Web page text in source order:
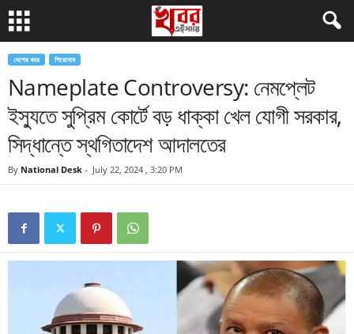
দেশের খবর শিরোনাম
Nameplate Controversy: নেমপ্লেট
ইস্যুতে সুপ্রিম কোর্টে বড় ধাক্কা খেল যোগী সরকার,
সিদ্ধান্তে স্থগিতাদেশ আদালতের
By National Desk - July 22, 2024 , 3:20 PM